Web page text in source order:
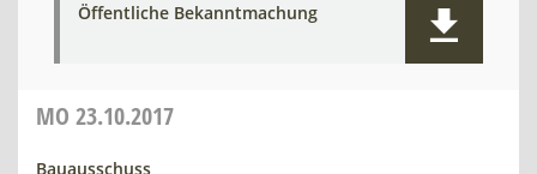
Öffentliche Bekanntmachung
MO 23.10.2017
Bauausschuss